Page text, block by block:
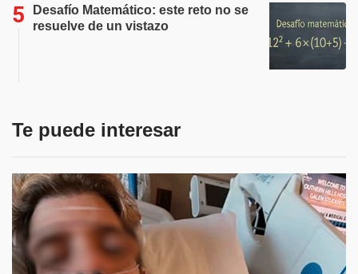
Desafío Matemático: este reto no se
resuelve de un vistazo
Te puede interesar